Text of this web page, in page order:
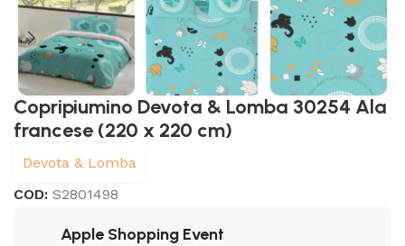
Copripiumino Devota & Lomba 30254 Ala
francese (220 x 220 cm)
Devota & Lomba
COD:S2801498
Apple Shopping Event